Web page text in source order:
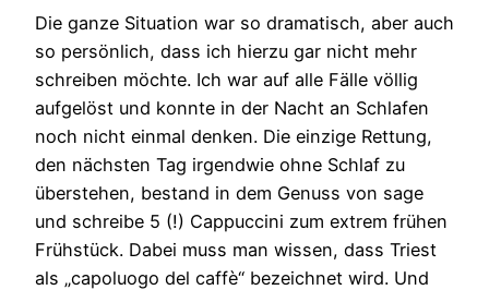
Die ganze Situation war so dramatisch, aber auch
so persönlich, dass ich hierzu gar nicht mehr
schreiben möchte. Ich war auf alle Fälle völlig
aufgelöst und konnte in der Nacht an Schlafen
noch nicht einmal denken. Die einzige Rettung,
den nächsten Tag irgendwie ohne Schlaf zu
überstehen, bestand in dem Genuss von sage
und schreibe 5 (!) Cappuccini zum extrem frühen
Frühstück. Dabei muss man wissen, dass Triest
als „capoluogo del caffè“ bezeichnet wird. Und